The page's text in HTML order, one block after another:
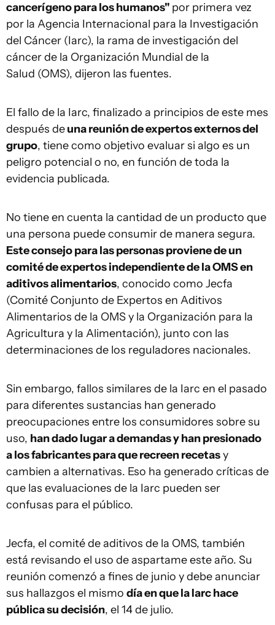
cancerígeno para los humanos" por primera vez
por la Agencia Internacional para la Investigación
del Cáncer (Iarc), la rama de investigación del
cáncer de la Organización Mundial de la
Salud (OMS), dijeron las fuentes.
El fallo de la Iarc, finalizado a principios de este mes
después deuna reunión de expertos externos del
grupo, tiene como objetivo evaluar si algo es un
peligro potencial o no, en función de toda la
evidencia publicada.
No tiene en cuenta la cantidad de un producto que
una persona puede consumir de manera segura.
Este consejo para las personas proviene de un
comité de expertos independiente de la OMS en
aditivos alimentarios, conocido como Jecfa
(Comité Conjunto de Expertos en Aditivos
Alimentarios de la OMS y la Organización para la
Agricultura y la Alimentación), junto con las
determinaciones de los reguladores nacionales.
Sin embargo, fallos similares de la Iarc en el pasado
para diferentes sustancias han generado
preocupaciones entre los consumidores sobre su
uso, han dado lugar a demandas y han presionado
a los fabricantes para que recreen recetasy
cambien a alternativas. Eso ha generado críticas de
que las evaluaciones de la Iarc pueden ser
confusas para el público.
Jecfa, el comité de aditivos de la OMS, también
está revisando el uso de aspartame este año. Su
reunión comenzó a fines de junio y debe anunciar
sus hallazgos el mismo día en que la Iarc hace
pública su decisión, el 14 de julio.